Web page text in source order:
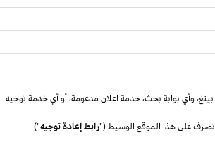
بينغ،وأي بوابة بحث،خدمة اعلان مدعومة،أوأي خدمة توجيه
على هذا الموقع الوسيط ("رابط إعادة توجيه")